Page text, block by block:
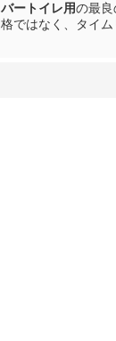
ートイレ用の最良
ではなく、タイ